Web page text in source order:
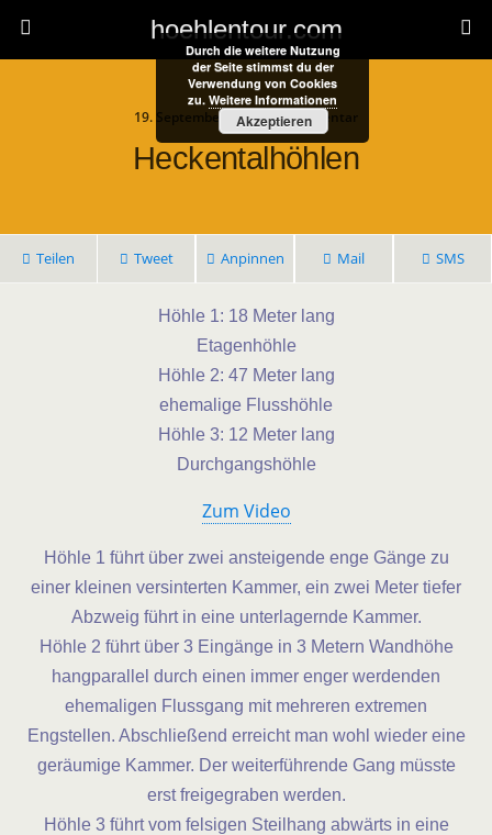
hoehlentour.com
19. September 2022 • 1 Kommentar
Heckentalhöhlen
Teilen Tweet Anpinnen Mail SMS
Höhle 1: 18 Meter lang
Etagenhöhle
Höhle 2: 47 Meter lang
ehemalige Flusshöhle
Höhle 3: 12 Meter lang
Durchgangshöhle
Zum Video
Höhle 1 führt über zwei ansteigende enge Gänge zu
einer kleinen versinterten Kammer, ein zwei Meter tiefer
Abzweig führt in eine unterlagernde Kammer.
Höhle 2 führt über 3 Eingänge in 3 Metern Wandhöhe
hangparallel durch einen immer enger werdenden
ehemaligen Flussgang mit mehreren extremen
Engstellen. Abschließend erreicht man wohl wieder eine
geräumige Kammer. Der weiterführende Gang müsste
erst freigegraben werden.
Höhle 3 führt vom felsigen Steilhang abwärts in eine
Durch die weitere Nutzung
der Seite stimmst du der
Verwendung von Cookies
zu. Weitere Informationen
Akzeptieren